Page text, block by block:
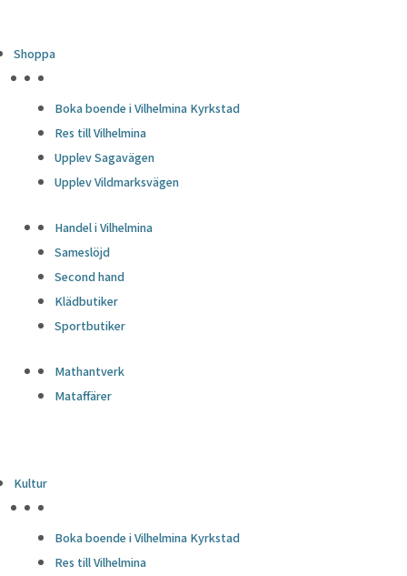
Shoppa
Boka boende i Vilhelmina Kyrkstad
Res till Vilhelmina
Upplev Sagavägen
Upplev Vildmarksvägen
Handel i Vilhelmina
Sameslöjd
Second hand
Klädbutiker
Sportbutiker
Mathantverk
Mataffärer
Kultur
Boka boende i Vilhelmina Kyrkstad
Res till Vilhelmina